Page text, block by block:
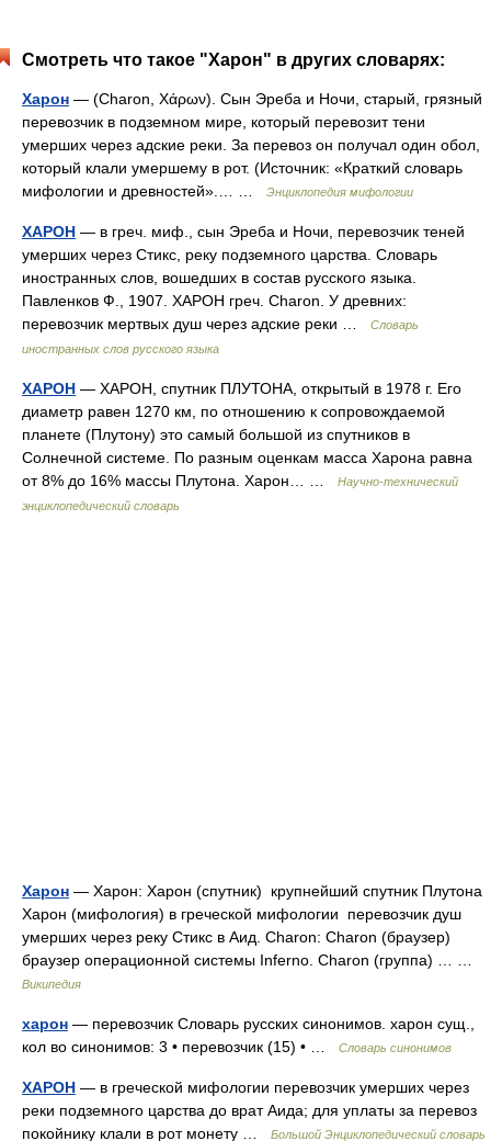
Смотреть что такое "Харон" в других словарях:
Харон — (Charon, Χάρων). Сын Эреба и Ночи, старый, грязный
перевозчик в подземном мире, который перевозит тени
умерших через адские реки. За перевоз он получал один обол,
который клали умершему в рот. (Источник: «Краткий словарь
мифологии и древностей».… …
Энциклопедия мифологии
ХАРОН — в греч. миф., сын Эреба и Ночи, перевозчик теней
умерших через Стикс, реку подземного царства. Словарь
иностранных слов, вошедших в состав русского языка.
Павленков Ф., 1907. ХАРОН греч. Charon. У древних:
перевозчик мертвых душ через адские реки …
Словарь
иностранных слов русского языка
ХАРОН — ХАРОН, спутник ПЛУТОНА, открытый в 1978 г. Его
диаметр равен 1270 км, по отношению к сопровождаемой
планете (Плутону) это самый большой из спутников в
Солнечной системе. По разным оценкам масса Харона равна
от 8% до 16% массы Плутона. Харон… …
Научно-технический
энциклопедический словарь
Харон — Харон: Харон (спутник) крупнейший спутник Плутона
Харон (мифология) в греческой мифологии перевозчик душ
умерших через реку Стикс в Аид. Charon: Charon (браузер)
браузер операционной системы Inferno. Charon (группа) … …
Википедия
харон — перевозчик Словарь русских синонимов. харон сущ.,
кол во синонимов: 3 • перевозчик (15) • …
Словарь синонимов
ХАРОН — в греческой мифологии перевозчик умерших через
реки подземного царства до врат Аида; для уплаты за перевоз
покойнику клали в рот монету …
Большой Энциклопедический словарь